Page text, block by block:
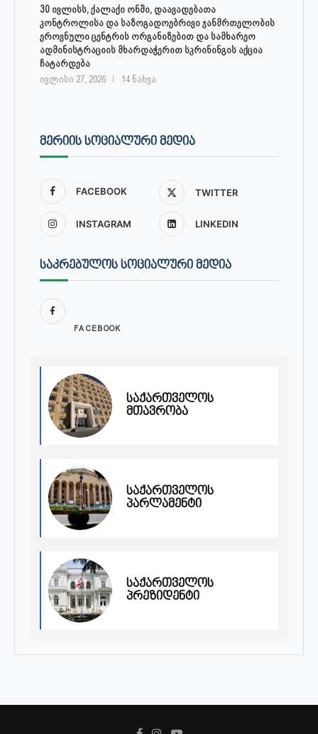
30 ივლისს, ქალაქი ონში, დაავადებათა
კონტროლისა და საზოგადოებრივი ჯანმრთელობის
ეროვნული ცენტრის ორგანიზებით და სამხარეო
ადმინისტრაციის მხარდაჭერით სკრინინგის აქცია
ჩატარდება
ივლისი 27, 2026 14 ნახვა
ᲛᲔᲠᲘᲘᲡ ᲡᲝᲪᲘᲐᲚᲣᲠᲘ ᲛᲔᲓᲘᲐ
FACEBOOK TWITTER
INSTAGRAM LINKEDIN
ᲡᲐᲙᲠᲔᲑᲣᲚᲝᲡ ᲡᲝᲪᲘᲐᲚᲣᲠᲘ ᲛᲔᲓᲘᲐ
FACEBOOK
საქართველოს
მთავრობა
საქართველოს
პარლამენტი
საქართველოს
პრეზიდენტი